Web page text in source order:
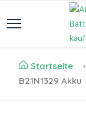
Startseite
B21N1329 Akku